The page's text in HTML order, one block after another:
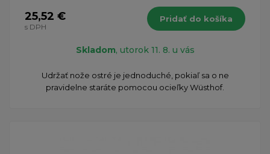
25,52 €
s DPH
Pridať do košíka
Skladom, utorok 11. 8. u vás
Udržať nože ostré je jednoduché, pokiaľ sa o ne
pravidelne staráte pomocou ocieľky Wüsthof.